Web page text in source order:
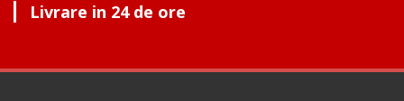
Livrare in 24 de ore